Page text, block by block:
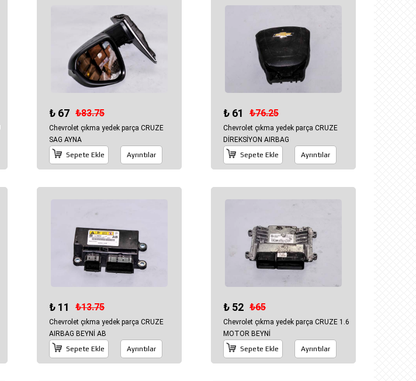
₺ 67 ₺83.75
Chevrolet çıkma yedek parça CRUZE
SAG AYNA
Sepete Ekle
Ayrıntılar
₺ 61 ₺76.25
Chevrolet çıkma yedek parça CRUZE
DİREKSİYON AIRBAG
Sepete Ekle
Ayrıntılar
₺ 11 ₺13.75
Chevrolet çıkma yedek parça CRUZE
AIRBAG BEYNİ AB
Sepete Ekle
Ayrıntılar
₺ 52 ₺65
Chevrolet çıkma yedek parça CRUZE 1.6
MOTOR BEYNİ
Sepete Ekle
Ayrıntılar